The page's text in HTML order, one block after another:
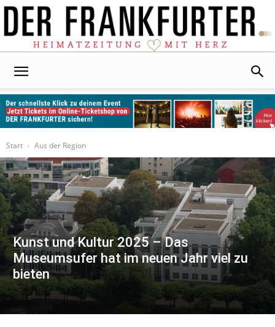
Start
Aus der Region
Kunst und Kultur 2025 – Das
Museumsufer hat im neuen Jahr viel zu
bieten